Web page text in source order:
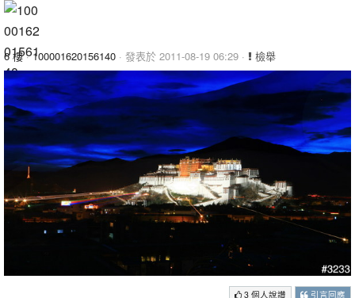
6 樓·100001620156140 · 發表於 2011-08-19 06:29 · 檢舉
3 個人說讚 引言回應